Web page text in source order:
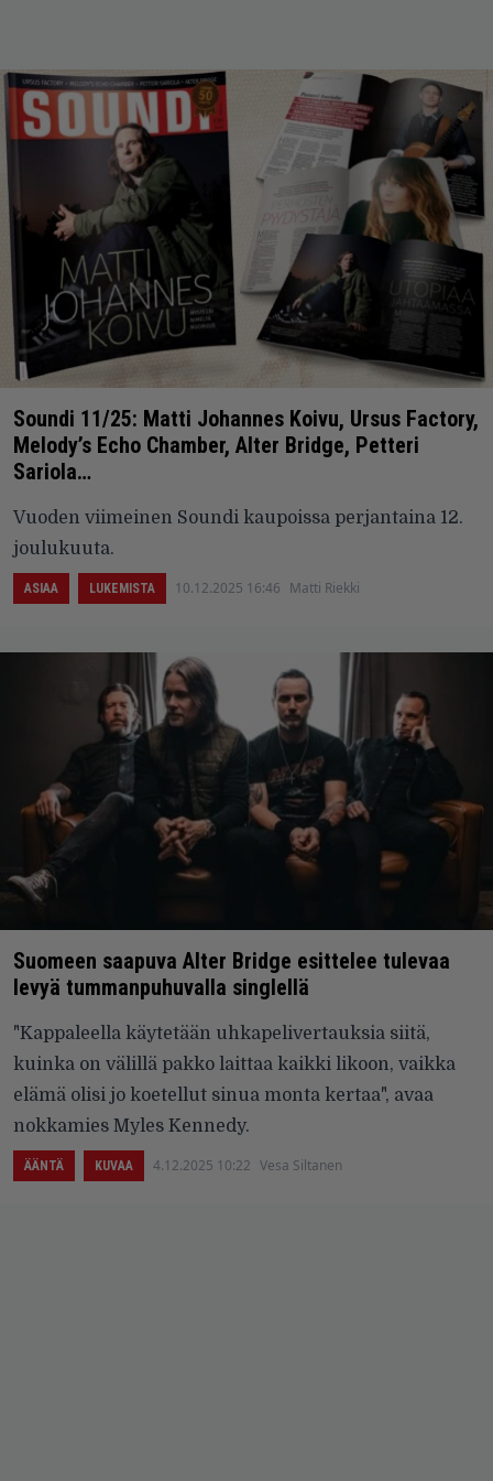
Soundi 11/25: Matti Johannes Koivu, Ursus Factory,
Melody’s Echo Chamber, Alter Bridge, Petteri
Sariola…
Vuoden viimeinen Soundi kaupoissa perjantaina 12.
joulukuuta.
ASIAA LUKEMISTA 10.12.2025 16:46 Matti Riekki
Suomeen saapuva Alter Bridge esittelee tulevaa
levyä tummanpuhuvalla singlellä
"Kappaleella käytetään uhkapelivertauksia siitä,
kuinka on välillä pakko laittaa kaikki likoon, vaikka
elämä olisi jo koetellut sinua monta kertaa", avaa
nokkamies Myles Kennedy.
ÄÄNTÄ KUVAA 4.12.2025 10:22 Vesa Siltanen